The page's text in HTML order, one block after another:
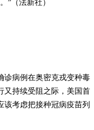
”（法新社）
诊病例在奥密克戎变种毒
又持续受阻之际，美国首
该考虑把接种冠病疫苗列